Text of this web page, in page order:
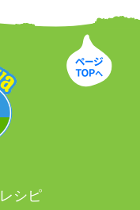
レシピ